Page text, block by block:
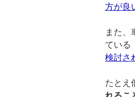
方が良
また、
ている
検討さ
たとえ